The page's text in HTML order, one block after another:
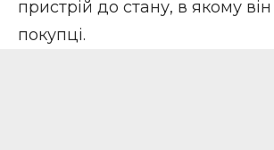
пристрій до стану, в якому
покупці.